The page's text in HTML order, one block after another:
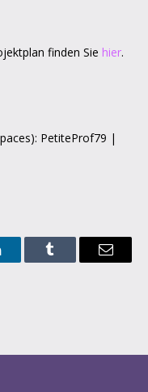
finden Sie hier.
PetiteProf79 |
Tumblr Email